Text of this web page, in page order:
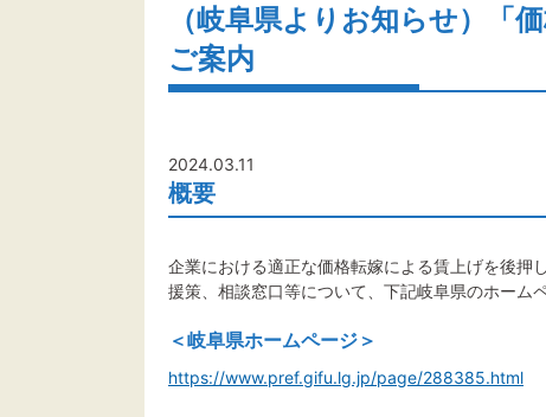
（岐阜県よりお知らせ）「
ご案内
2024.03.11
概要
企業における適正な価格転嫁による賃上げを後押
援策、相談窓口等について、下記岐阜県のホーム
＜岐阜県ホームページ＞
https://www.pref.gifu.lg.jp/page/288385.html